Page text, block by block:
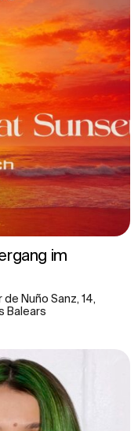
im
Nuño Sanz, 14,
Balears